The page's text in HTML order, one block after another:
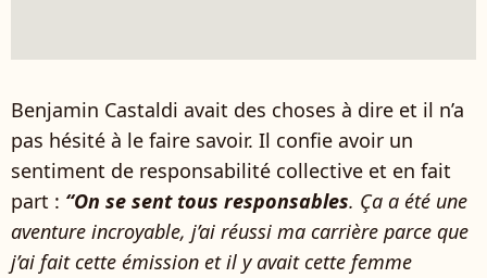
Benjamin Castaldi avait des choses à dire et il n’a
pas hésité à le faire savoir. Il confie avoir un
sentiment de responsabilité collective et en fait
part : “On se sent tous responsables. Ça a été une
aventure incroyable, j’ai réussi ma carrière parce que
j’ai fait cette émission et il y avait cette femme